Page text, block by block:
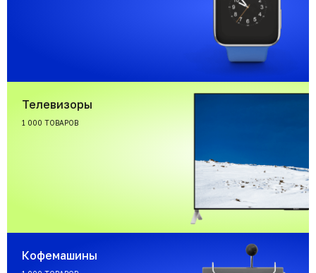
Телевизоры
1 000 ТОВАРОВ
Кофемашины